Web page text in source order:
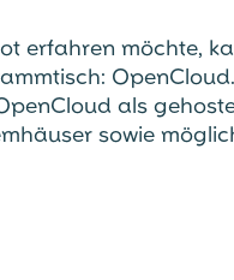
erfahren möchte,
als
sowie